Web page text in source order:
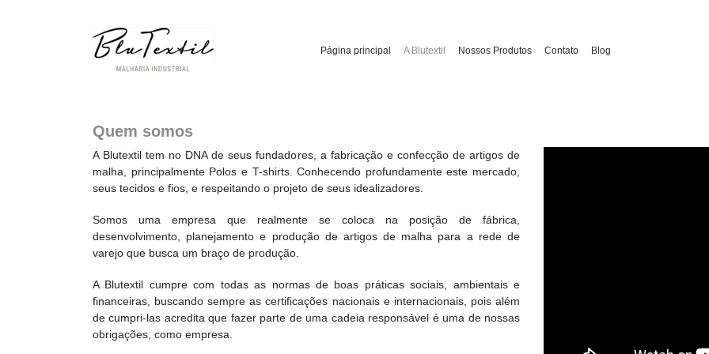
Página principal A Blutextil Nossos Produtos Contato Blog
Quem somos
A Blutextil tem no DNA de seus fundadores, a fabricação e confecção de artigos de
malha, principalmente Polos e T-shirts. Conhecendo profundamente este mercado,
seus tecidos e fios, e respeitando o projeto de seus idealizadores.
Somos uma empresa que realmente se coloca na posição de fábrica,
desenvolvimento, planejamento e produção de artigos de malha para a rede de
varejo que busca um braço de produção.
A Blutextil cumpre com todas as normas de boas práticas sociais, ambientais e
financeiras, buscando sempre as certificações nacionais e internacionais, pois além
de cumpri-las acredita que fazer parte de uma cadeia responsável é uma de nossas
obrigações, como empresa.